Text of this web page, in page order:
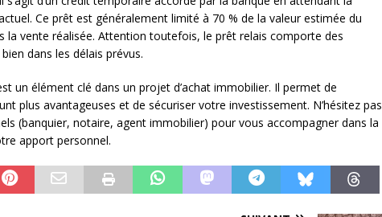
Ce prêt est généralement limité à 70 % de la valeur estimée du
la vente réalisée. Attention toutefois, le prêt relais comporte des
dans les délais prévus.
un élément clé dans un projet d’achat immobilier. Il permet de
plus avantageuses et de sécuriser votre investissement. N’hésitez pas
(banquier, notaire, agent immobilier) pour vous accompagner dans la
apport personnel.